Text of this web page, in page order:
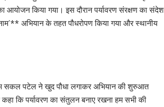
आयोजन किया गया। इस दौरान पर्यावरण संरक्षण का संदेश
अभियान के तहत पौधरोपण किया गया और स्थानीय
सकल पटेल ने खुद पौधा लगाकर अभियान की शुरुआत
कि पर्यावरण का संतुलन बनाए रखना हम सभी की